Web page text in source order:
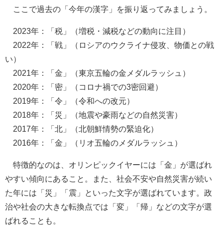
ここで過去の「今年の漢字」を振り返ってみましょう。
2023年：「税」（増税・減税などの動向に注目）
2022年：「戦」（ロシアのウクライナ侵攻、物価との戦
い）
2021年：「金」（東京五輪の金メダルラッシュ）
2020年：「密」（コロナ禍での3密回避）
2019年：「令」（令和への改元）
2018年：「災」（地震や豪雨などの自然災害）
2017年：「北」（北朝鮮情勢の緊迫化）
2016年：「金」（リオ五輪のメダルラッシュ）
特徴的なのは、オリンピックイヤーには「金」が選ばれ
やすい傾向にあること。また、社会不安や自然災害が続い
た年には「災」「震」といった文字が選ばれています。政
治や社会の大きな転換点では「変」「帰」などの文字が選
ばれることも。